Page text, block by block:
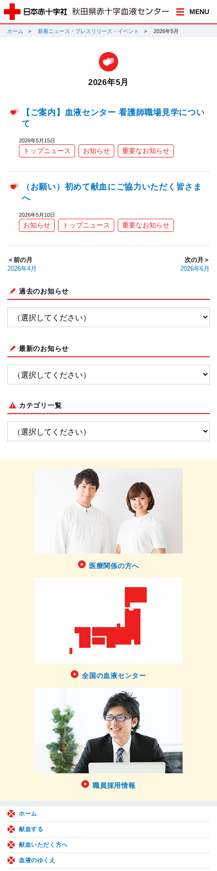
MENU
ホーム 新着ニュース・プレスリリース・イベント 2026年5月
2026年5月
【ご案内】血液センター 看護師職場見学につい
て
2026年5月15日
トップニュース お知らせ 重要なお知らせ
（お願い）初めて献血にご協力いただく皆さま
へ
2026年5月10日
お知らせ トップニュース 重要なお知らせ
＜前の月
2026年4月
次の月＞
2026年6月
過去のお知らせ
最新のお知らせ
カテゴリ一覧
医療関係の方へ
全国の血液センター
職員採用情報
ホーム
献血する
献血いただく方へ
血液のゆくえ